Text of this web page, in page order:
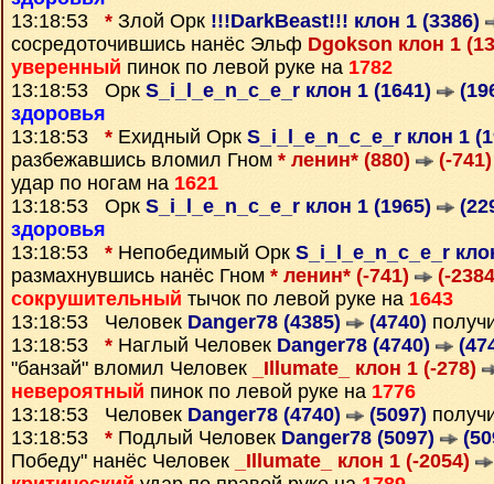
13:18:53 * Злой Орк !!!DarkBeast!!! клон 1 (3386)
сосредоточившись нанёс Эльф Dgokson клон 1
уверенный пинок по левой руке на 1782
13:18:53 Орк S_i_l_e_n_c_e_r клон 1 (1641)
здоровья
13:18:53 * Ехидный Орк S_i_l_e_n_c_e_r клон 1
разбежавшись вломил Гном * ленин* (880)
(-741)
удар по ногам на 1621
13:18:53 Орк S_i_l_e_n_c_e_r клон 1 (1965)
здоровья
13:18:53 * Непобедимый Орк S_i_l_e_n_c_e_r
размахнувшись нанёс Гном * ленин* (-741)
(-
сокрушительный тычок по левой руке на 1643
13:18:53 Человек Danger78 (4385) (4740)
13:18:53 * Наглый Человек Danger78 (4740)
"банзай" вломил Человек
_Illumate_ клон 1 (-278)
невероятный пинок по левой руке на 1776
13:18:53 Человек Danger78 (4740) (5097)
13:18:53 * Подлый Человек Danger78 (5097)
Победу" нанёс Человек
_Illumate_ клон 1 (-2054)